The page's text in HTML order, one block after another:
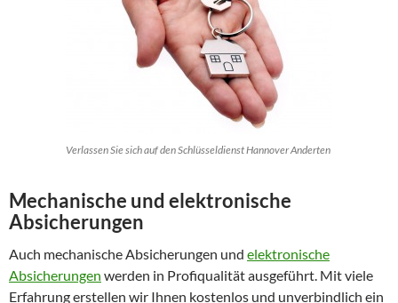
Verlassen Sie sich auf den Schlüsseldienst Hannover Anderten
Mechanische und elektronische
Absicherungen
Auch mechanische Absicherungen und elektronische
Absicherungen werden in Profiqualität ausgeführt. Mit viele
Erfahrung erstellen wir Ihnen kostenlos und unverbindlich ein